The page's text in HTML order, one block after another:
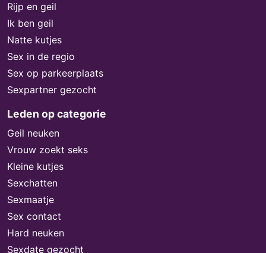
Rijp en geil
Ik ben geil
Natte kutjes
Sex in de regio
Sex op parkeerplaats
Sexpartner gezocht
Leden op categorie
Geil neuken
Vrouw zoekt seks
Kleine kutjes
Sexchatten
Sexmaatje
Sex contact
Hard neuken
Sexdate gezocht